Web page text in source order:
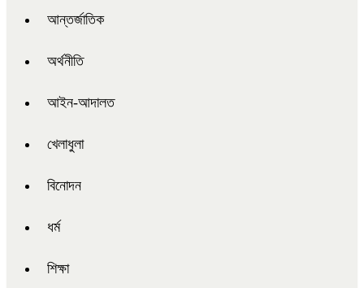
আন্তর্জাতিক
অর্থনীতি
আইন-আদালত
খেলাধুলা
বিনোদন
ধর্ম
শিক্ষা